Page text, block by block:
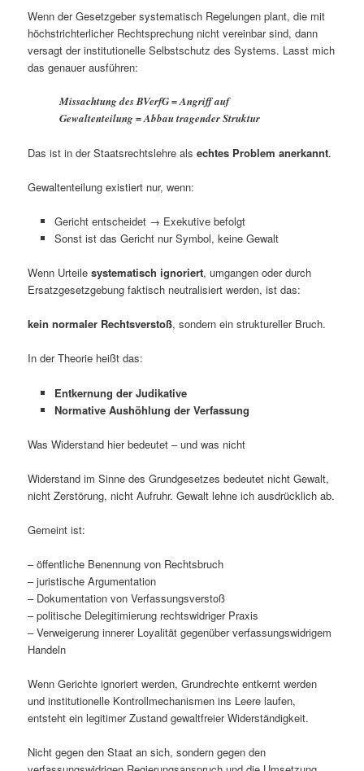
Wenn der Gesetzgeber systematisch Regelungen plant, die mit
höchstrichterlicher Rechtsprechung nicht vereinbar sind, dann
versagt der institutionelle Selbstschutz des Systems. Lasst mich
das genauer ausführen:
Missachtung des BVerfG = Angriff auf
Gewaltenteilung = Abbau tragender Struktur
Das ist in der Staatsrechtslehre alsechtes Problem anerkannt.
Gewaltenteilung existiert nur, wenn:
Gericht entscheidet → Exekutive befolgt
Sonst ist das Gericht nur Symbol, keine Gewalt
Wenn Urteilesystematisch ignoriert, umgangen oder durch
Ersatzgesetzgebung faktisch neutralisiert werden, ist das:
kein normaler Rechtsverstoß, sondern ein struktureller Bruch.
In der Theorie heißt das:
Entkernung der Judikative
Normative Aushöhlung der Verfassung
Was Widerstand hier bedeutet – und was nicht
Widerstand im Sinne des Grundgesetzes bedeutet nicht Gewalt,
nicht Zerstörung, nicht Aufruhr. Gewalt lehne ich ausdrücklich ab.
Gemeint ist:
– öffentliche Benennung von Rechtsbruch
– juristische Argumentation
– Dokumentation von Verfassungsverstoß
– politische Delegitimierung rechtswidriger Praxis
– Verweigerung innerer Loyalität gegenüber verfassungswidrigem
Handeln
Wenn Gerichte ignoriert werden, Grundrechte entkernt werden
und institutionelle Kontrollmechanismen ins Leere laufen,
entsteht ein legitimer Zustand gewaltfreier Widerständigkeit.
Nicht gegen den Staat an sich, sondern gegen den